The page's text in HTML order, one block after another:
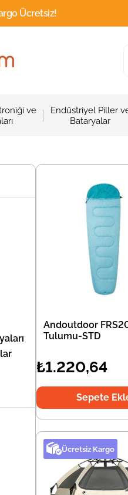
Ücretsiz!
ve
Endüstriyel Piller
Bataryalar
Andoutdoor
Tulumu-STD
₺1.220,64
Sepete
Ücretsiz Kargo